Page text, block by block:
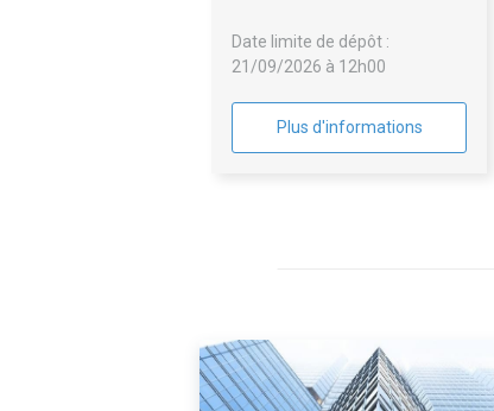
logements et 21 cellules
d'activités au 1-29 rue Pierre
Date limite de dépôt :
21/09/2026 à 12h00
Plus d'informations